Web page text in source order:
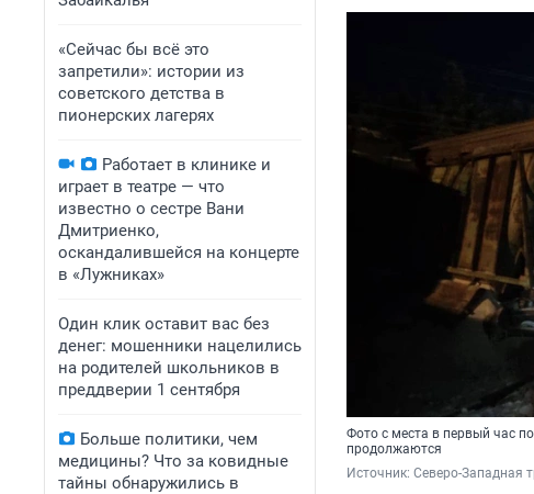
«Сейчас бы всё это
запретили»: истории из
советского детства в
пионерских лагерях
Работает в клинике и
играет в театре — что
известно о сестре Вани
Дмитриенко,
оскандалившейся на концерте
в «Лужниках»
Один клик оставит вас без
денег: мошенники нацелились
на родителей школьников в
преддверии 1 сентября
Больше политики, чем
медицины? Что за ковидные
тайны обнаружились в
Фото с места в первый час
продолжаются
Источник: Северо-Западная